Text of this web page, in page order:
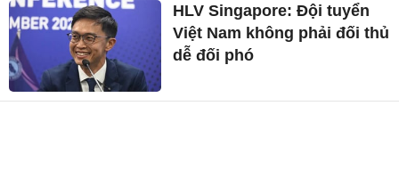
HLV Singapore: Đội tuyển
Việt Nam không phải đối thủ
dễ đối phó